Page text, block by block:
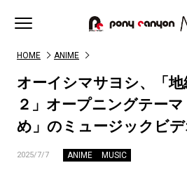
HOME ANIME
オーイシマサヨシ、「
２」オープニングテー
め」のミュージックビデ
2025/7/7 ANIME MUSIC